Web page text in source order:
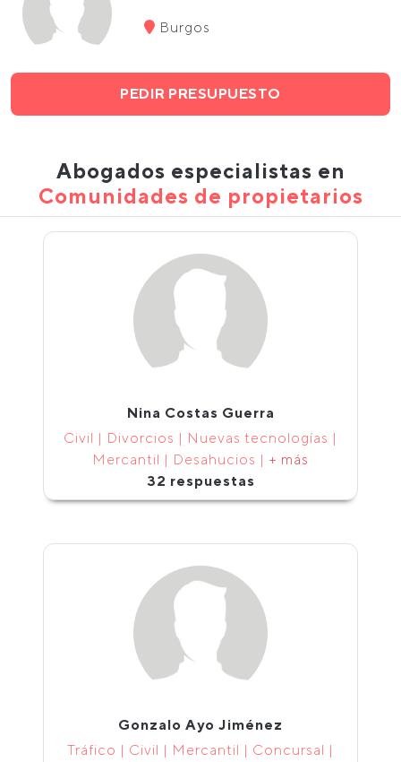
Burgos
PEDIR PRESUPUESTO
Abogados especialistas en
Comunidades de propietarios
Nina Costas Guerra
Civil | Divorcios | Nuevas tecnologías |
Mercantil | Desahucios | + más
32 respuestas
Gonzalo Ayo Jiménez
Tráfico | Civil | Mercantil | Concursal |